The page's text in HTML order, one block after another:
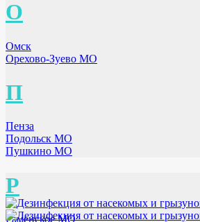
О
Омск
Орехово-Зуево МО
П
Пенза
Подольск МО
Пушкино МО
Р
Раменское МО